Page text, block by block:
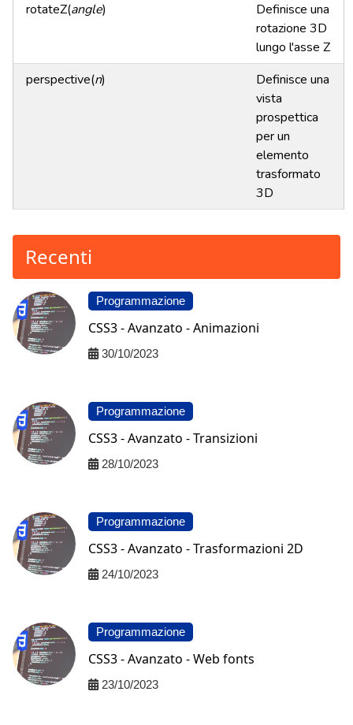
rotateZ(angle)
Definisce una
rotazione 3D
lungo l'asse Z
perspective(n)
Definisce una
vista
prospettica
per un
elemento
trasformato
3D
Recenti
Programmazione
CSS3 - Avanzato - Animazioni
30/10/2023
Programmazione
CSS3 - Avanzato - Transizioni
28/10/2023
Programmazione
CSS3 - Avanzato - Trasformazioni 2D
24/10/2023
Programmazione
CSS3 - Avanzato - Web fonts
23/10/2023